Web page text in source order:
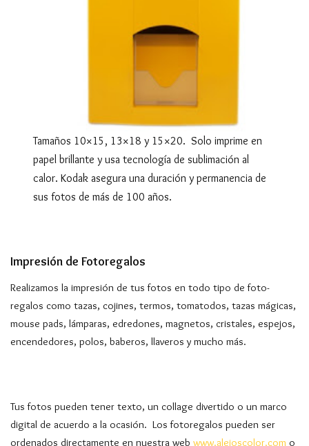
Tamaños 10×15, 13×18 y 15×20. Solo imprime en
papel brillante y usa tecnología de sublimación al
calor. Kodak asegura una duración y permanencia de
sus fotos de más de 100 años.
Impresión de Fotoregalos
Realizamos la impresión de tus fotos en todo tipo de foto-
regalos como tazas, cojines, termos, tomatodos, tazas mágicas,
mouse pads, lámparas, edredones, magnetos, cristales, espejos,
encendedores, polos, baberos, llaveros y mucho más.
Tus fotos pueden tener texto, un collage divertido o un marco
digital de acuerdo a la ocasión. Los fotoregalos pueden ser
ordenados directamente en nuestra web www.alejoscolor.com o